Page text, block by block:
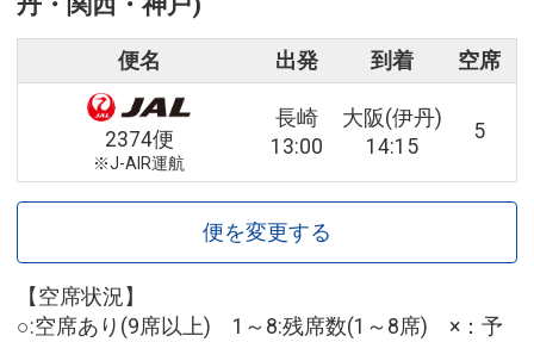
便名 出発 到着 空席
2374便
※J-AIR運航
長崎
13:00
大阪(伊丹)
14:15
5
便を変更する
【空席状況】
○:空席あり(9席以上) 1～8:残席数(1～8席) ×：予